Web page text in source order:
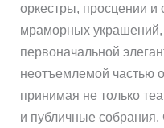
оркестры, просцении
мраморных украшений,
первоначальной
неотъемлемой частью
принимая не только
и публичные собрания.